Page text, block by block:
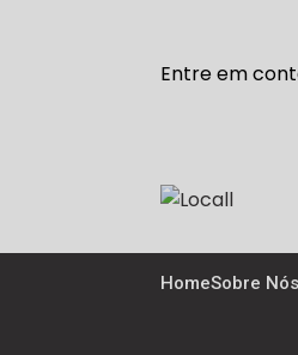
Entre em
Home Sobre Nós